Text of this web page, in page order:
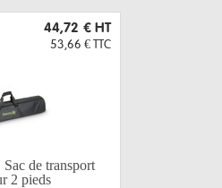
44,72 € HT
53,66 € TTC
de transport
2 pieds